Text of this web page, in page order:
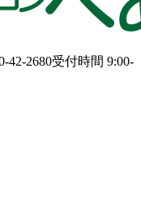
42-2680受付時間 9:00-